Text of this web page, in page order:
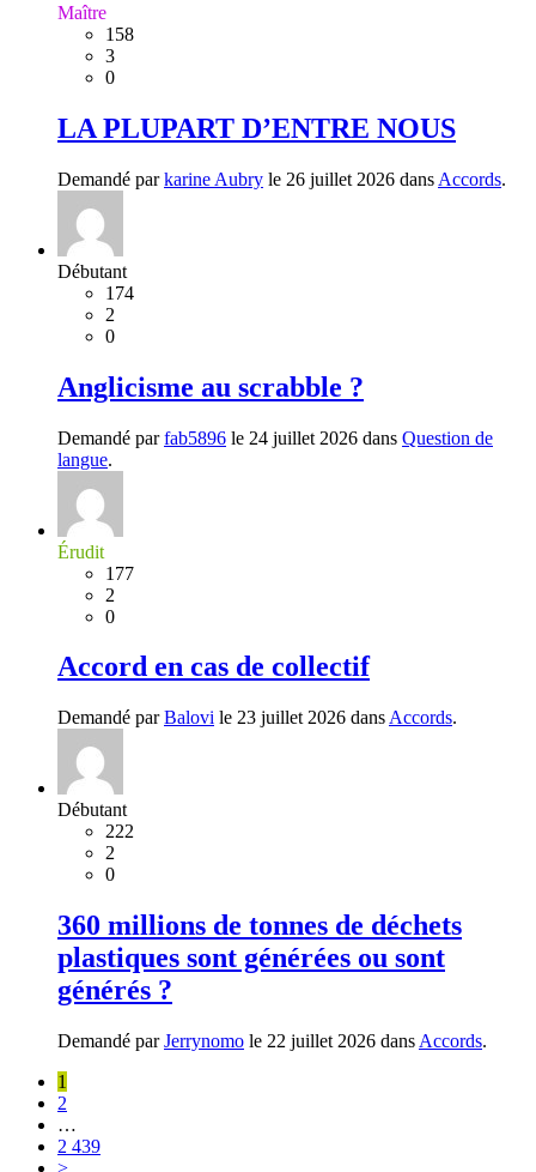
Maître
158
3
0
LA PLUPART D’ENTRE NOUS
Demandé parkarine Aubry le 26 juillet 2026 dans Accords.
Débutant
174
2
0
Anglicisme au scrabble ?
Demandé parfab5896 le 24 juillet 2026 dans Question de
langue.
Érudit
177
2
0
Accord en cas de collectif
Demandé parBalovi le 23 juillet 2026 dans Accords.
Débutant
222
2
0
360 millions de tonnes de déchets
plastiques sont générées ou sont
générés ?
Demandé parJerrynomo le 22 juillet 2026 dans Accords.
1
2
…
2 439